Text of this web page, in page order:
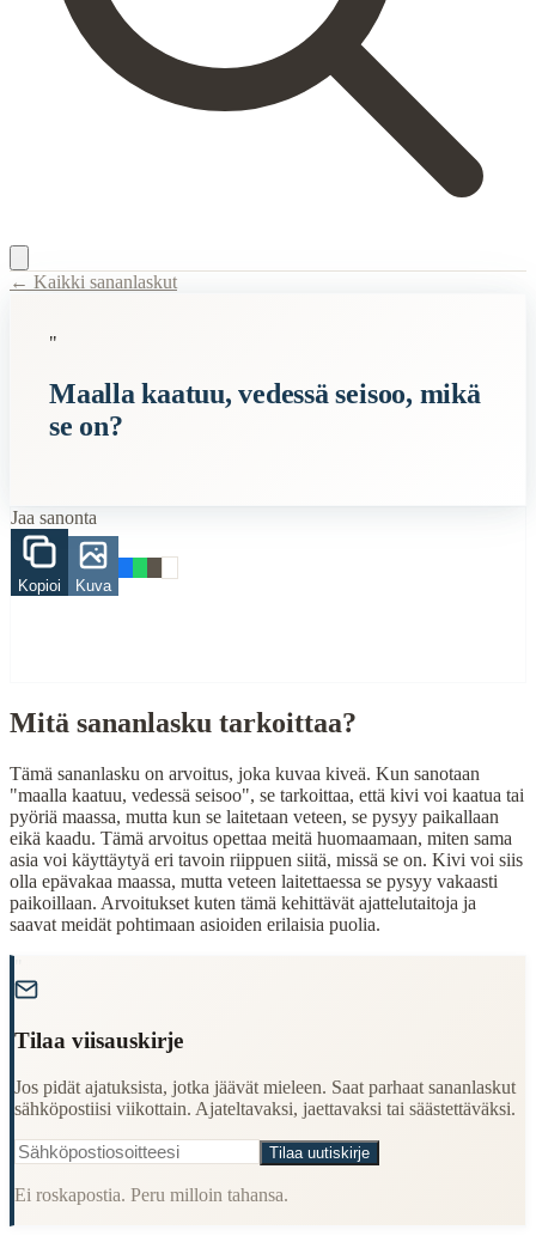
Description: Tämä sananlasku on arvoitus, joka kuvaa kiveä. Kun
Semantic Themes
Related Topics
maa
Finding Finnish proverbs about specific topics
Understanding Finnish cultural wisdom
Finding quotes for speeches or writing
Cultural Context
Language:Finnish (suomi)
Origin:Finland
Period:
← Kaikki sananlaskut
"
Maalla kaatuu, vedessä seisoo, mikä
se on?
Jaa sanonta
Kopioi Kuva
Mitä sananlasku tarkoittaa?
Tämä sananlasku on arvoitus, joka kuvaa kiveä. Kun sanotaan
"maalla kaatuu, vedessä seisoo", se tarkoittaa, että kivi voi kaatua tai
pyöriä maassa, mutta kun se laitetaan veteen, se pysyy paikallaan
eikä kaadu. Tämä arvoitus opettaa meitä huomaamaan, miten sama
asia voi käyttäytyä eri tavoin riippuen siitä, missä se on. Kivi voi siis
olla epävakaa maassa, mutta veteen laitettaessa se pysyy vakaasti
paikoillaan. Arvoitukset kuten tämä kehittävät ajattelutaitoja ja
saavat meidät pohtimaan asioiden erilaisia puolia.
Tilaa viisauskirje
Jos pidät ajatuksista, jotka jäävät mieleen. Saat parhaat sananlaskut
sähköpostiisi viikottain. Ajateltavaksi, jaettavaksi tai säästettäväksi.
Tilaa uutiskirje
Ei roskapostia. Peru milloin tahansa.